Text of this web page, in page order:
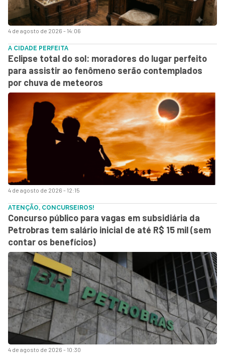
4 de agosto de 2026 - 14:06
4 de agosto de 2026 - 12:15
A CIDADE PERFEITA
Eclipse total do sol: moradores do lugar perfeito
para assistir ao fenômeno serão contemplados
por chuva de meteoros
4 de agosto de 2026 - 10:30
ATENÇÃO, CONCURSEIROS!
Concurso público para vagas em subsidiária da
Petrobras tem salário inicial de até R$ 15 mil (sem
contar os benefícios)